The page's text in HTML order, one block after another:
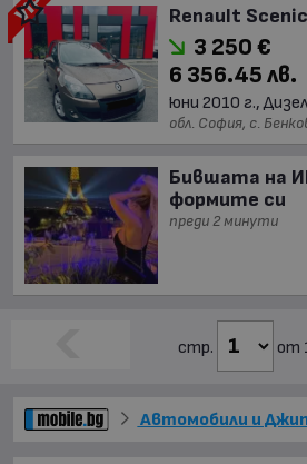
Renault Scenic
3 250 €
6 356.45 лв.
юни 2010 г.,
обл. София, с.
Бившата на
формите си
преди 2 минути
стр. от
Автомобили и